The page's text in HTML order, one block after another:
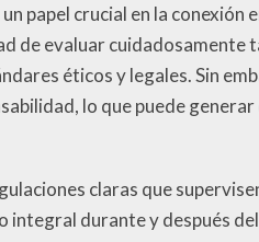
papel crucial en la
de evaluar cuidadosamente
éticos y legales. Sin
lo que puede
claras que
durante y después